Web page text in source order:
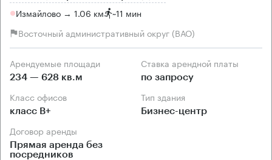
Измайлово → 1.06 км ~11 мин
Восточный административный округ (ВАО)
Арендуемые площади
234 — 628 кв.м
Ставка арендной платы
по запросу
Класс офисов
класс B+
Тип здания
Бизнес-центр
Договор аренды
Прямая аренда без
посредников